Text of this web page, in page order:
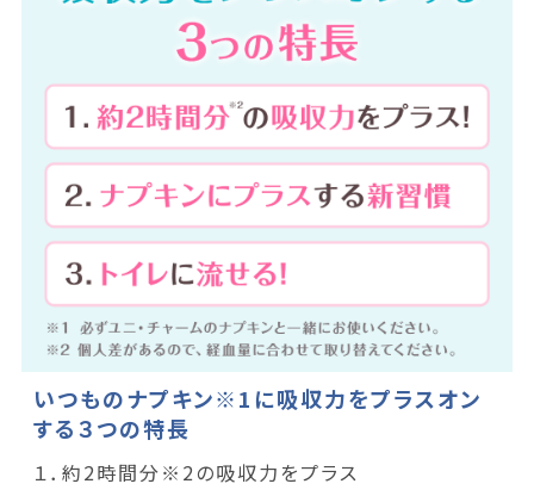
いつものナプキン※1に吸収力をプラスオン
する３つの特長
１．約2時間分※2の吸収力をプラス